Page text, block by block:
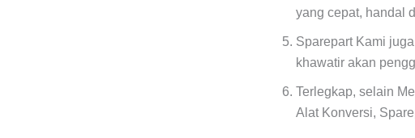
yang cepat, handal
Sparepart Kami
khawatir akan
Terlegkap, selain
Alat Konversi,